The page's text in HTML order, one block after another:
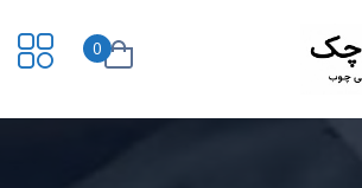
0